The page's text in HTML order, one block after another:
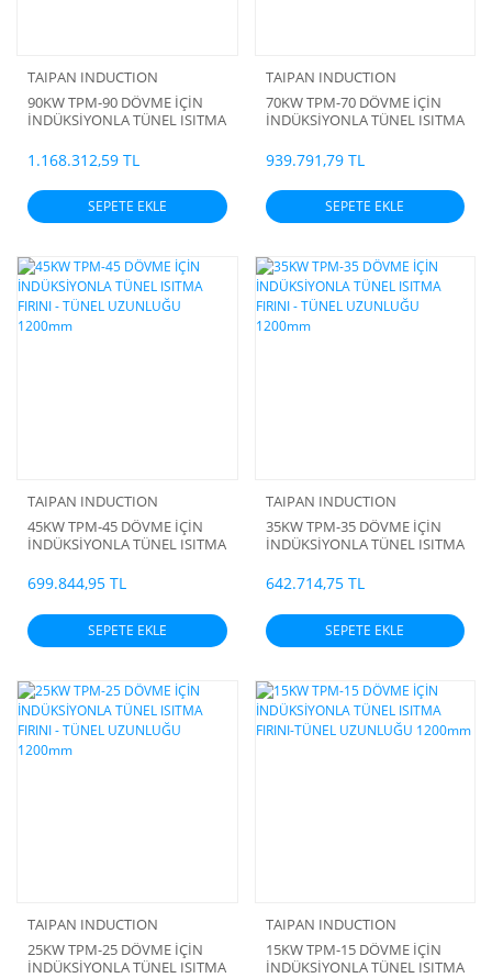
TAIPAN INDUCTION
90KW TPM-90 DÖVME İÇİN
İNDÜKSİYONLA TÜNEL ISITMA
1200mm
1.168.312,59 TL
SEPETE EKLE
TAIPAN INDUCTION
70KW TPM-70 DÖVME İÇİN
İNDÜKSİYONLA TÜNEL ISITMA
1200mm
939.791,79 TL
SEPETE EKLE
TAIPAN INDUCTION
45KW TPM-45 DÖVME İÇİN
İNDÜKSİYONLA TÜNEL ISITMA
1200mm
699.844,95 TL
SEPETE EKLE
TAIPAN INDUCTION
35KW TPM-35 DÖVME İÇİN
İNDÜKSİYONLA TÜNEL ISITMA
1200mm
642.714,75 TL
SEPETE EKLE
TAIPAN INDUCTION
25KW TPM-25 DÖVME İÇİN
İNDÜKSİYONLA TÜNEL ISITMA
TAIPAN INDUCTION
15KW TPM-15 DÖVME İÇİN
İNDÜKSİYONLA TÜNEL ISITMA